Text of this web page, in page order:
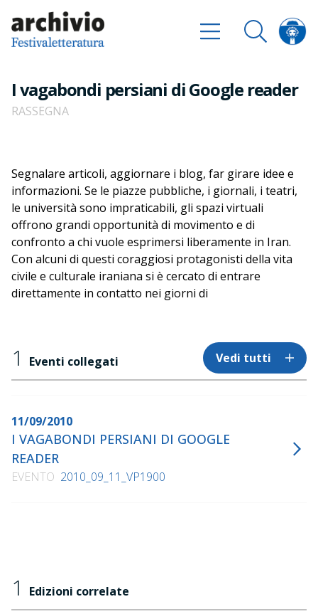
I vagabondi persiani di Google reader
RASSEGNA
Segnalare articoli, aggiornare i blog, far girare idee e
informazioni. Se le piazze pubbliche, i giornali, i teatri,
le università sono impraticabili, gli spazi virtuali
offrono grandi opportunità di movimento e di
confronto a chi vuole esprimersi liberamente in Iran.
Con alcuni di questi coraggiosi protagonisti della vita
civile e culturale iraniana si è cercato di entrare
direttamente in contatto nei giorni di
propria attività all'interno del paese. Gli incontri sono
stati condotti da Alberto Negri, giornalista ed autore di
Il turbante e la corona.
1 Eventi collegati Vedi tutti
11/09/2010
I VAGABONDI PERSIANI DI GOOGLE
READER
EVENTO 2010_09_11_VP1900
1 Edizioni correlate